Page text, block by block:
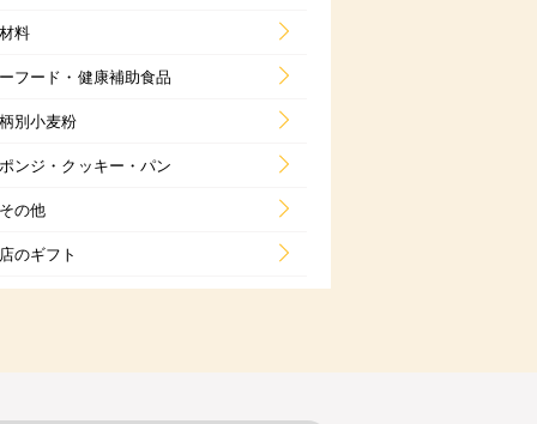
料
フード・健康補助食品
別小麦粉
ンジ・クッキー・パン
の他
のギフト